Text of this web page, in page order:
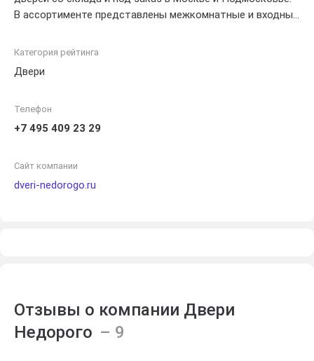
В ассортименте представлены межкомнатные и входные
так и зарубежного производства. Возможна услуга
дизайну. Оперативная доставка и монтаж, а также
Категория рейтинга
Двери
Телефон
+7 495 409 23 29
Сайт компании
dveri-nedorogo.ru
Отзывы о компании Двери
Недорого